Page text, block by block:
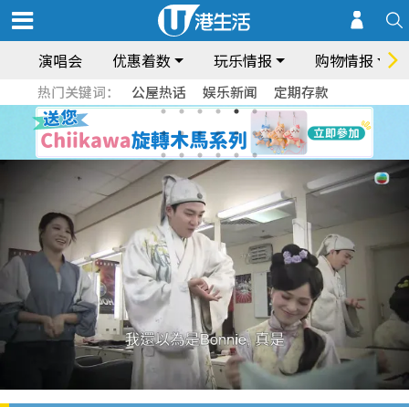
演唱会 优惠着数 玩乐情报 购物情报
热门关键词： 公屋热话 娱乐新闻 定期存款